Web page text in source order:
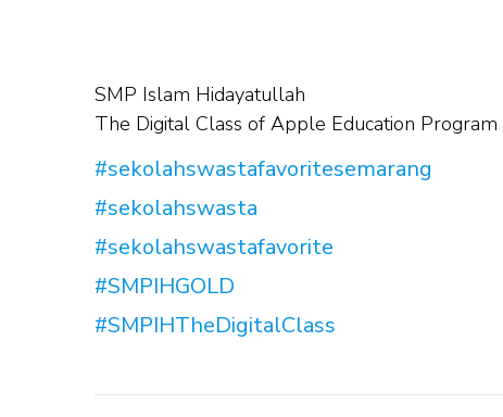
SMP Islam Hidayatullah
The Digital Class of Apple Education Program
#sekolahswastafavoritesemarang
#sekolahswasta
#sekolahswastafavorite
#SMPIHGOLD
#SMPIHTheDigitalClass